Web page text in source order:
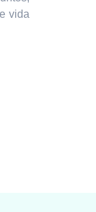
vida